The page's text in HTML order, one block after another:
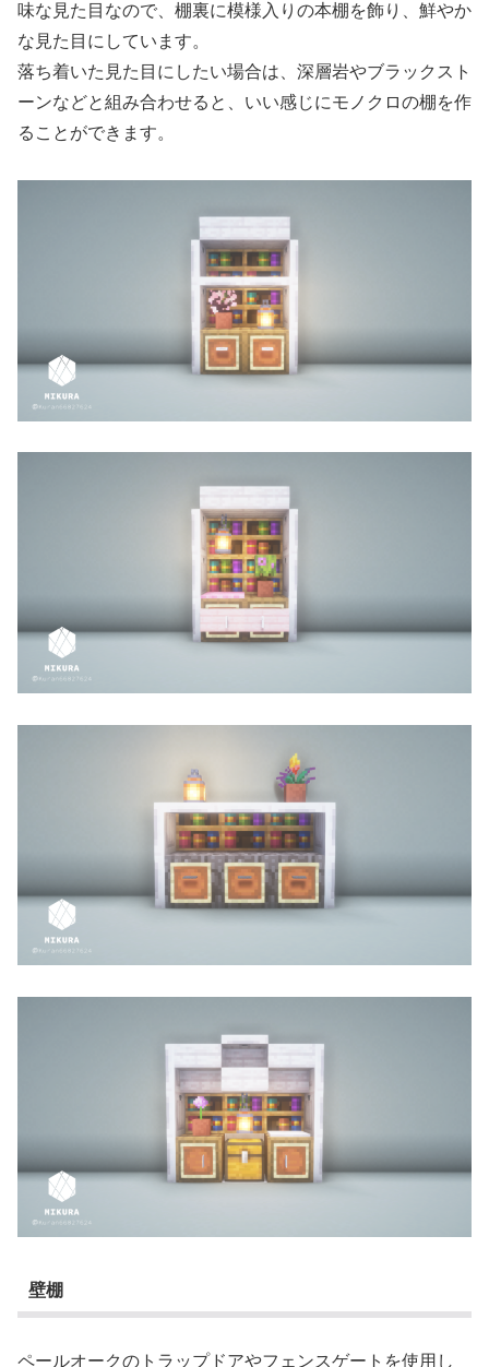
味な見た目なので、棚裏に模様入りの本棚を飾り、鮮やか
な見た目にしています。
落ち着いた見た目にしたい場合は、深層岩やブラックスト
ーンなどと組み合わせると、いい感じにモノクロの棚を作
ることができます。
壁棚
ペールオークのトラップドアやフェンスゲートを使用し